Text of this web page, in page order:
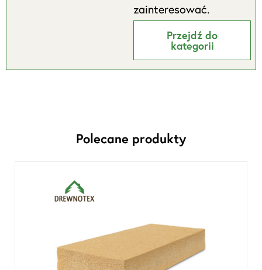
zainteresować.
Przejdź do
kategorii
Polecane produkty